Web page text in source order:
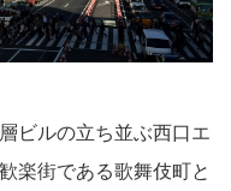
ビルの立ち並ぶ西口エ
楽街である歌舞伎町と